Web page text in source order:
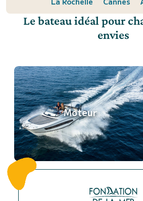
Le bateau idéal pour
envies
Moteur